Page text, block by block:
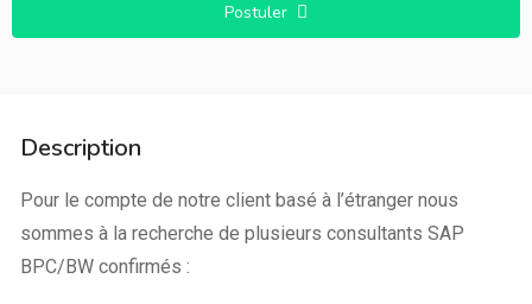
Postuler
Description
Pour le compte de notre client basé à l’étranger nous
sommes à la recherche de plusieurs consultants SAP
BPC/BW confirmés :